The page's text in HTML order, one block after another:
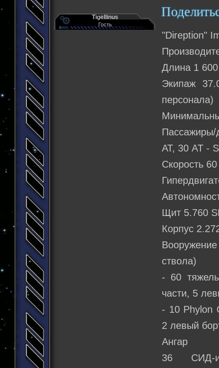
Tigellinus
Гость
"Direption"
Длина 1
Экипаж
персонала)
Пассажиры/
АТ, 30 AT -
Скорость
Щит 5.760
Корпус
ствола)
- 60
части, 5
- 10 Phylon
2 левый
Ангар
36 СИД-